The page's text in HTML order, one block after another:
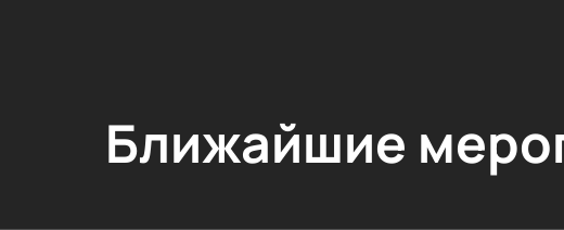
Ближайшие